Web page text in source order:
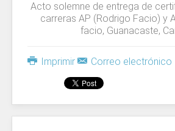
Acto solemne de entrega de
carreras AP (Rodrigo Facio) y
facio, Guanacaste,
Imprimir Correo electrónico